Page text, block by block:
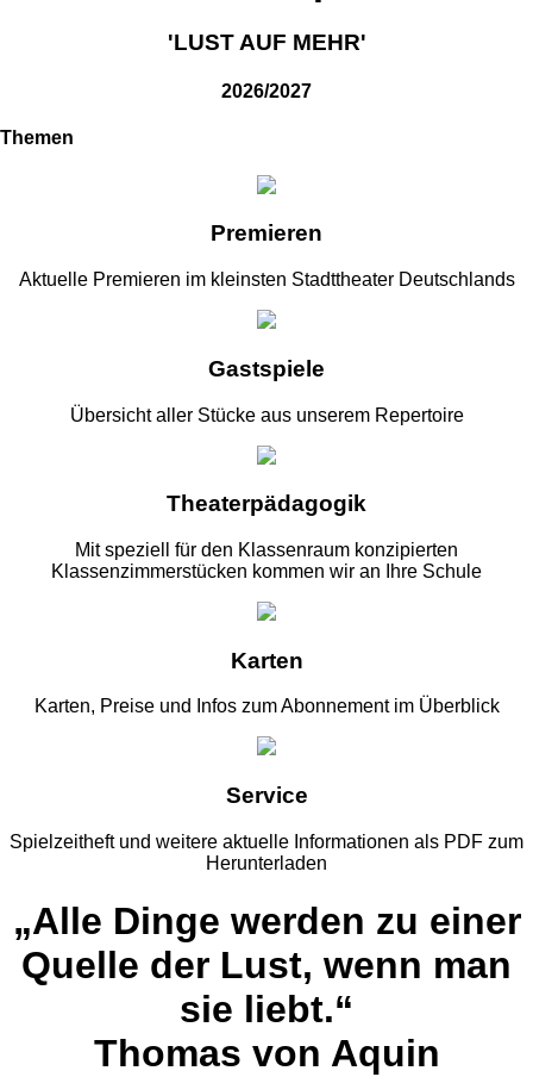
'LUST AUF MEHR'
2026/2027
Themen
Premieren
Aktuelle Premieren im kleinsten Stadttheater Deutschlands
Gastspiele
Übersicht aller Stücke aus unserem Repertoire
Theaterpädagogik
Mit speziell für den Klassenraum konzipierten
Klassenzimmerstücken kommen wir an Ihre Schule
Karten
Karten, Preise und Infos zum Abonnement im Überblick
Service
Spielzeitheft und weitere aktuelle Informationen als PDF zum
Herunterladen
„Alle Dinge werden zu einer
Quelle der Lust, wenn man
sie liebt.“
Thomas von Aquin